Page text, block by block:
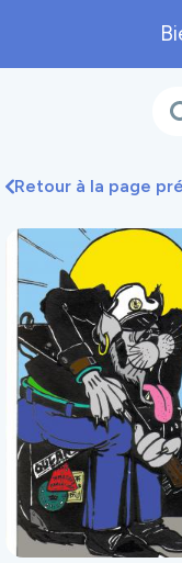
Retour à la page